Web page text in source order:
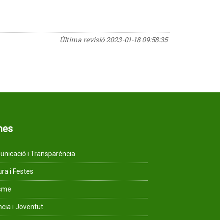
Última revisió2023-01-18 09:58:35
i Transparència
i Festes
i Joventut